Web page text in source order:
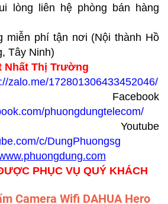
lòng liên hệ phòng bán hàng
miễn phí tận nơi (Nội thành Hồ
Tây Ninh)
Nhất Thị Trường
zalo.me/172801306433452046/
phuongdungtelecom/
c/DungPhuongsg
huongdung.com
PHỤC VỤ QUÝ KHÁCH
Camera Wifi DAHUA Hero